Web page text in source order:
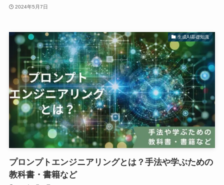
2024年5月7日
生成AI基礎知識
プロンプトエンジニアリングとは？手法や学ぶための
教科書・書籍など